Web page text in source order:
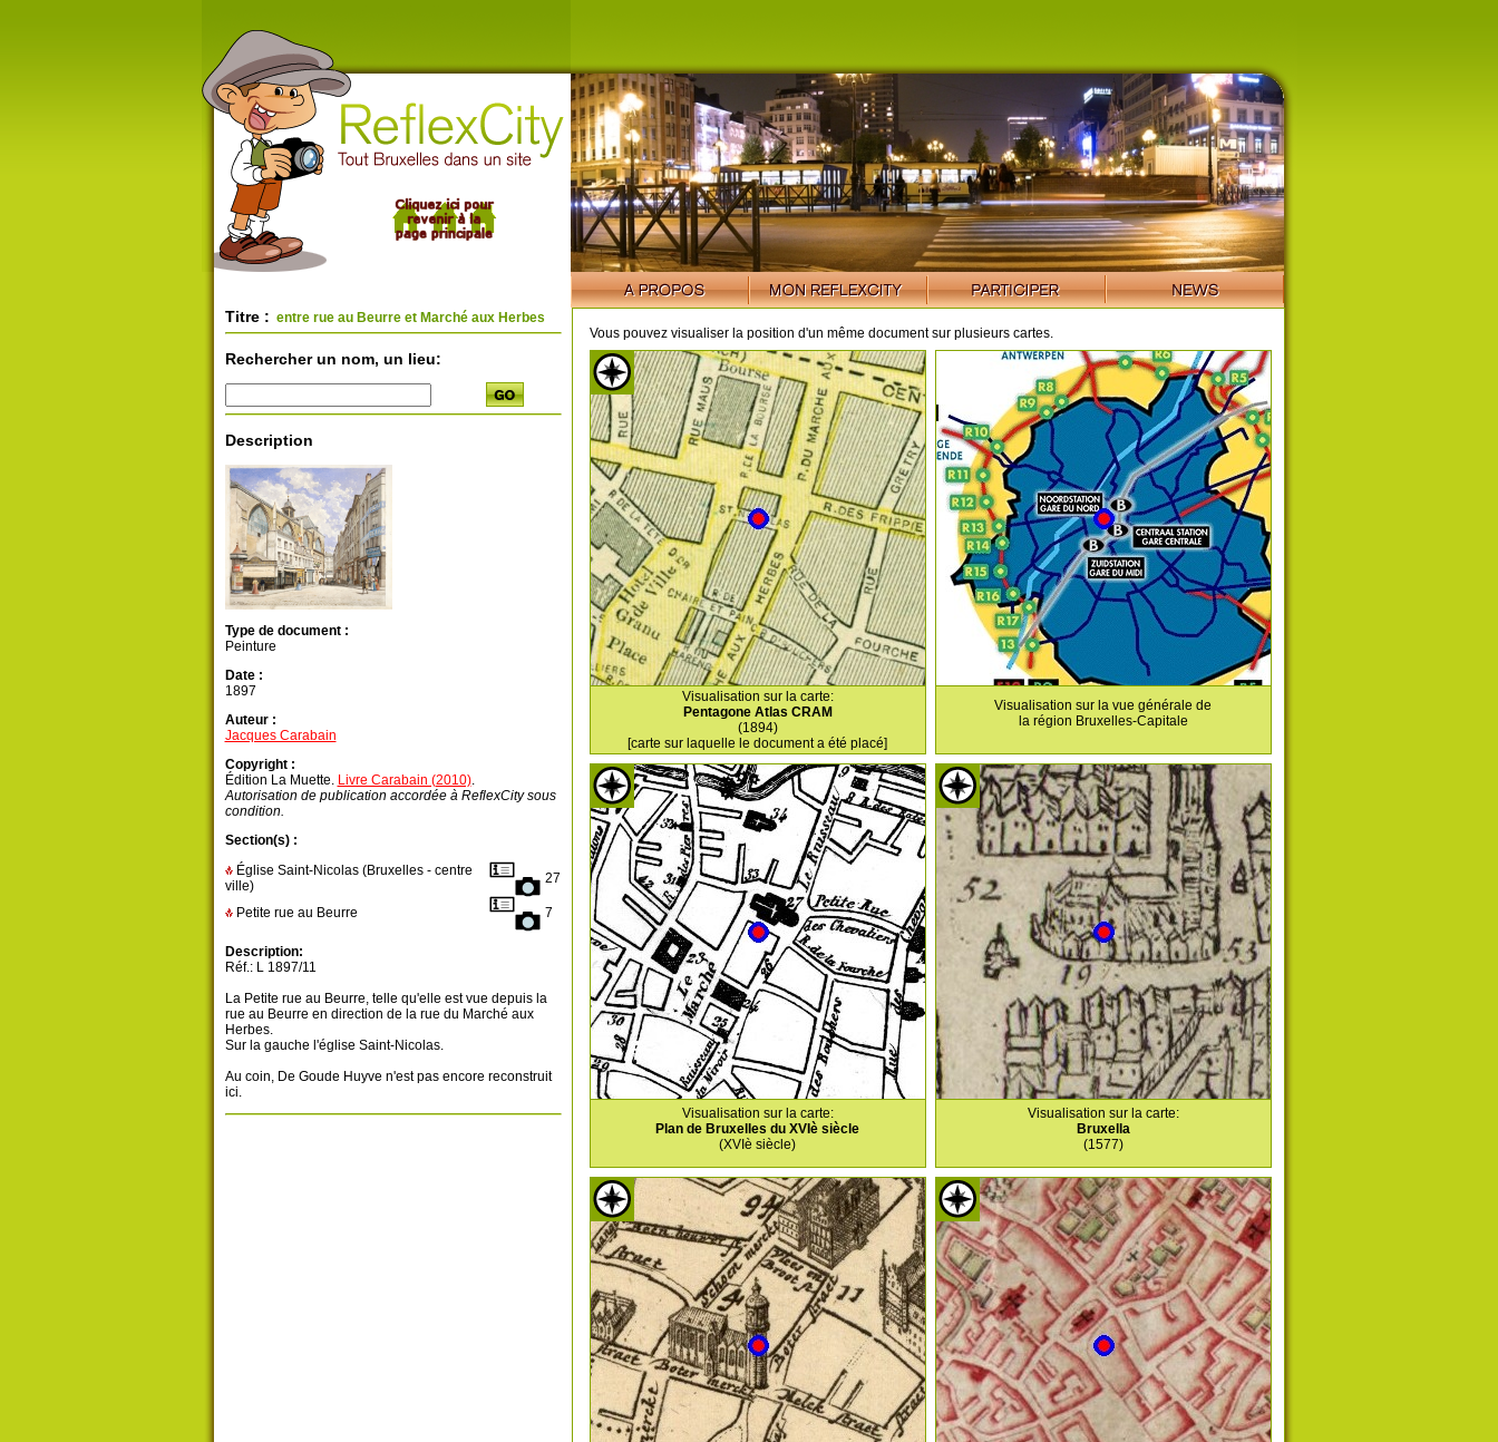
Titre : entre rue au Beurre et Marché aux Herbes
Rechercher un nom, un lieu:
Description
Type de document :
Peinture
Date :
1897
Auteur :
Jacques Carabain
Copyright :
Édition La Muette. Livre Carabain (2010).
Autorisation de publication accordée à ReflexCity sous
condition.
Section(s) :
Église Saint-Nicolas (Bruxelles - centre
ville)
27
Petite rue au Beurre 7
Description:
Réf.: L 1897/11
La Petite rue au Beurre, telle qu'elle est vue depuis la
rue au Beurre en direction de la rue du Marché aux
Herbes.
Sur la gauche l'église Saint-Nicolas.
Au coin, De Goude Huyve n'est pas encore reconstruit
ici.
Vous pouvez visualiser la position d'un même document sur plusieurs cartes.
Visualisation sur la carte:
Pentagone Atlas CRAM
(1894)
[carte sur laquelle le document a été placé]
Visualisation sur la vue générale de
la région Bruxelles-Capitale
Visualisation sur la carte:
Plan de Bruxelles du XVIè siècle
(XVIè siècle)
Visualisation sur la carte:
Bruxella
(1577)